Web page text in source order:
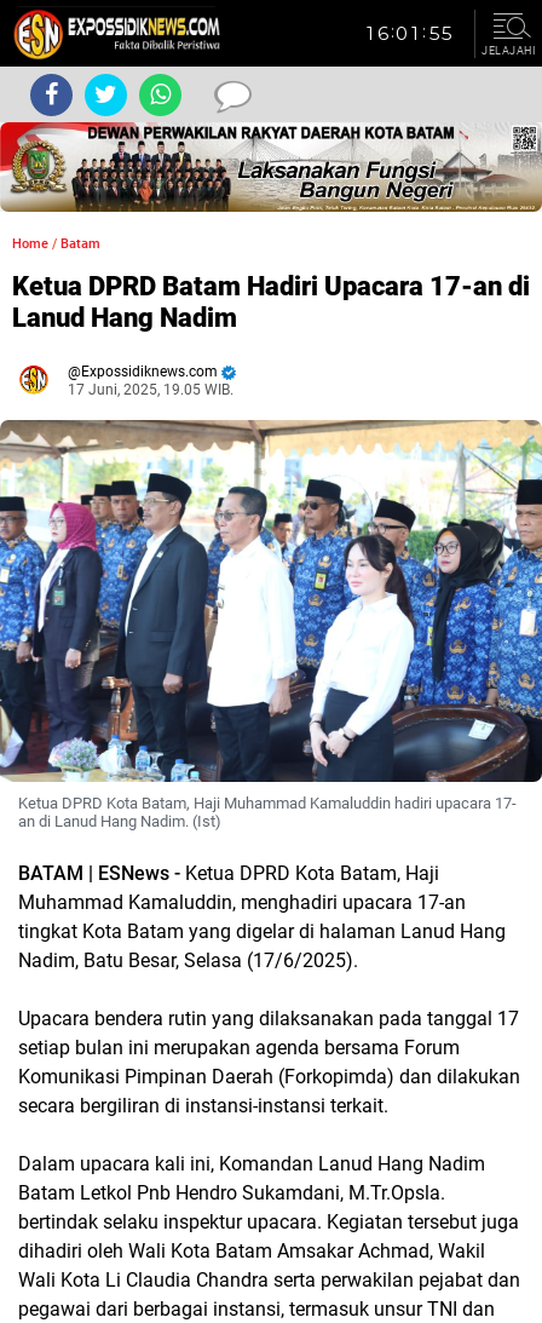
JELAJAHI
Home / Batam
Ketua DPRD Batam Hadiri Upacara 17-an di
Lanud Hang Nadim
Expossidiknews.com
17 Juni, 2025, 19.05 WIB.
Ketua DPRD Kota Batam, Haji Muhammad Kamaluddin hadiri upacara 17-
an di Lanud Hang Nadim. (Ist)
BATAM | ESNews - Ketua DPRD Kota Batam, Haji
Muhammad Kamaluddin, menghadiri upacara 17-an
tingkat Kota Batam yang digelar di halaman Lanud Hang
Nadim, Batu Besar, Selasa (17/6/2025).
Upacara bendera rutin yang dilaksanakan pada tanggal 17
setiap bulan ini merupakan agenda bersama Forum
Komunikasi Pimpinan Daerah (Forkopimda) dan dilakukan
secara bergiliran di instansi-instansi terkait.
Dalam upacara kali ini, Komandan Lanud Hang Nadim
Batam Letkol Pnb Hendro Sukamdani, M.Tr.Opsla.
bertindak selaku inspektur upacara. Kegiatan tersebut juga
dihadiri oleh Wali Kota Batam Amsakar Achmad, Wakil
Wali Kota Li Claudia Chandra serta perwakilan pejabat dan
pegawai dari berbagai instansi, termasuk unsur TNI dan